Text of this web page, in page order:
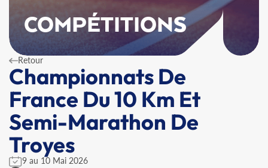
COMPÉTITIONS
Retour
Championnats De
France Du 10 Km Et
Semi-Marathon De
Troyes
9 au 10 Mai 2026